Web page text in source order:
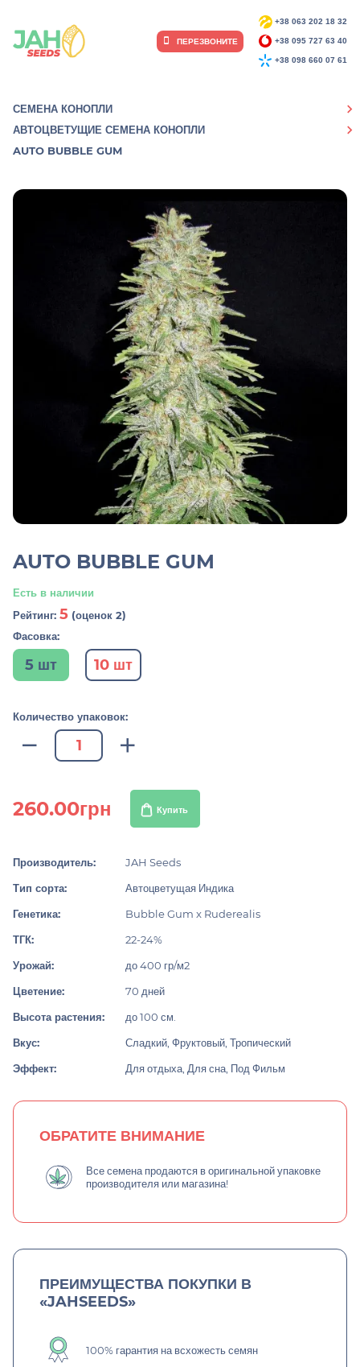
+38 063 202 18 32
+38 095 727 63 40
+38 098 660 07 61
ПЕРЕЗВОНИТЕ
СЕМЕНА КОНОПЛИ
АВТОЦВЕТУЩИЕ СЕМЕНА КОНОПЛИ
AUTO BUBBLE GUM
AUTO BUBBLE GUM
Есть в наличии
Рейтинг: 5 (оценок 2)
Фасовка:
5 шт 10 шт
Количество упаковок:
260.00грн Купить
Производитель:
JAH Seeds
Тип сорта:
Автоцветущая Индика
Генетика:
Bubble Gum x Ruderealis
ТГК:
22-24%
Урожай:
до 400 гр/м2
Цветение:
70 дней
Высота растения:
до 100 см.
Вкус:
Сладкий, Фруктовый, Тропический
Эффект:
Для отдыха, Для сна, Под Фильм
ОБРАТИТЕ ВНИМАНИЕ
Все семена продаются в оригинальной упаковке
производителя или магазина!
ПРЕИМУЩЕСТВА ПОКУПКИ В
«JAHSEEDS»
100% гарантия на всхожесть семян